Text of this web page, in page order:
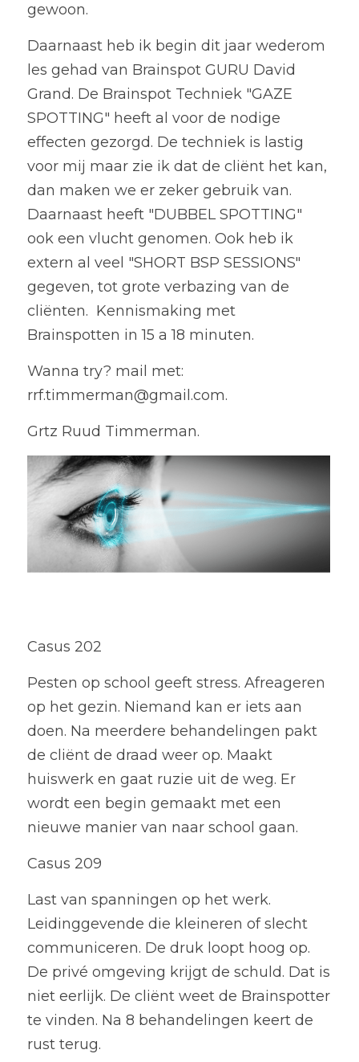
gewoon.
Daarnaast heb ik begin dit jaar wederom
les gehad van Brainspot GURU David
Grand. De Brainspot Techniek "GAZE
SPOTTING" heeft al voor de nodige
effecten gezorgd. De techniek is lastig
voor mij maar zie ik dat de cliënt het kan,
dan maken we er zeker gebruik van.
Daarnaast heeft "DUBBEL SPOTTING"
ook een vlucht genomen. Ook heb ik
extern al veel "SHORT BSP SESSIONS"
gegeven, tot grote verbazing van de
cliënten.  Kennismaking met
Brainspotten in 15 a 18 minuten.
Wanna try? mail met:
rrf.timmerman@gmail.com.
Grtz Ruud Timmerman.
Casus 202
Pesten op school geeft stress. Afreageren
op het gezin. Niemand kan er iets aan
doen. Na meerdere behandelingen pakt
de cliënt de draad weer op. Maakt
huiswerk en gaat ruzie uit de weg. Er
wordt een begin gemaakt met een
nieuwe manier van naar school gaan.
Casus 209
Last van spanningen op het werk.
Leidinggevende die kleineren of slecht
communiceren. De druk loopt hoog op.
De privé omgeving krijgt de schuld. Dat is
niet eerlijk. De cliënt weet de Brainspotter
te vinden. Na 8 behandelingen keert de
rust terug.